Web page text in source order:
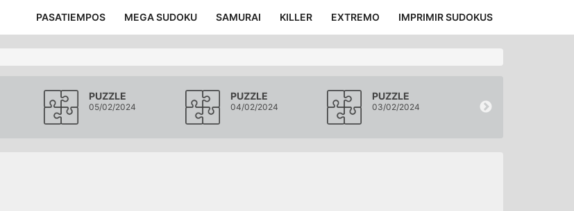
PASATIEMPOS MEGA SUDOKU SAMURAI KILLER EXTREMO IMPRIMIR SUDOKUS
PUZZLE
05/02/2024
PUZZLE
04/02/2024
PUZZLE
03/02/2024